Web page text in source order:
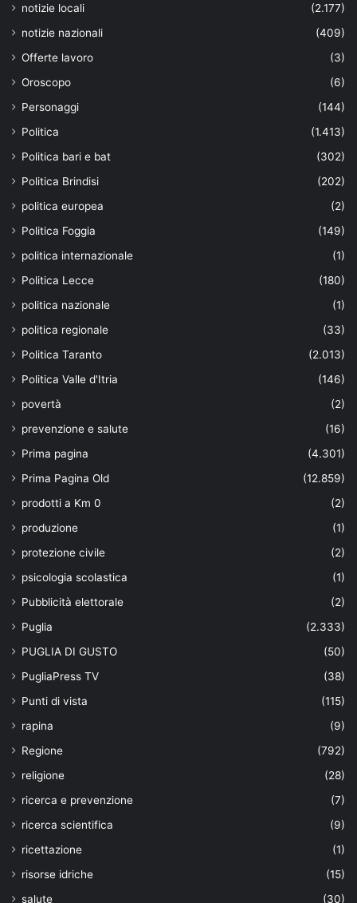
notizie locali
(2.177)
notizie nazionali
(409)
Offerte lavoro
(3)
Oroscopo
(6)
Personaggi
(144)
Politica
(1.413)
Politica bari e bat
(302)
Politica Brindisi
(202)
politica europea
(2)
Politica Foggia
(149)
politica internazionale
(1)
Politica Lecce
(180)
politica nazionale
(1)
politica regionale
(33)
Politica Taranto
(2.013)
Politica Valle d'Itria
(146)
povertà
(2)
prevenzione e salute
(16)
Prima pagina
(4.301)
Prima Pagina Old
(12.859)
prodotti a Km 0
(2)
produzione
(1)
protezione civile
(2)
psicologia scolastica
(1)
Pubblicità elettorale
(2)
Puglia
(2.333)
PUGLIA DI GUSTO
(50)
PugliaPress TV
(38)
Punti di vista
(115)
rapina
(9)
Regione
(792)
religione
(28)
ricerca e prevenzione
(7)
ricerca scientifica
(9)
ricettazione
(1)
risorse idriche
(15)
salute
(30)